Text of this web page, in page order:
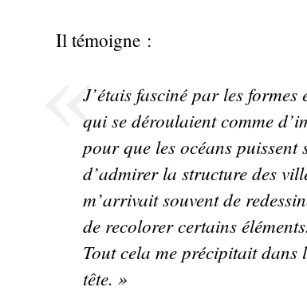
Il témoigne :
J’étais fasciné par les
qui se déroulaient comme
pour que les océans
d’admirer la structure des
m’arrivait souvent de
de recolorer certains
Tout cela me précipitait dans
tête. »